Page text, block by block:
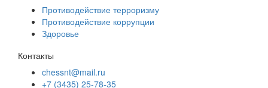
Противодействие терроризму
Противодействие коррупции
Здоровье
Контакты
chessnt@mail.ru
+7 (3435) 25-78-35